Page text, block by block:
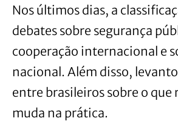
Nos últimos dias, a
debates sobre segurança
cooperação internacional e
nacional. Além disso,
entre brasileiros sobre o que
muda na prática.